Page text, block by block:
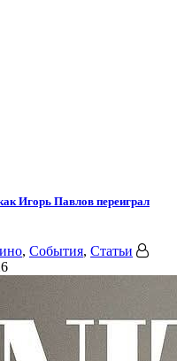
Игорь Павлов переиграл
, События, Статьи